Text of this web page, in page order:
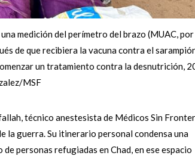
medición del perímetro del brazo (MUAC, por
de que recibiera la vacuna contra el
un tratamiento contra la desnutrición,
MSF
técnico anestesista de Médicos Sin
la guerra. Su itinerario personal condensa una
personas refugiadas en Chad, en ese espacio